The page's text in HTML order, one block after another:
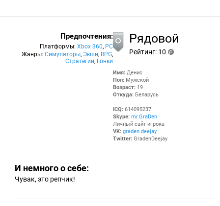
Предпочтения:
Платформы: Xbox 360, PC
Жанры: Симуляторы, Экшн, RPG,
Стратегии, Гонки
й
Рядовой
Рейтинг: 10
Имя: Денис
Пол: Мужской
Возраст: 19
Откуда: Беларусь
ICQ: 614095237
Skype: mr.GraDen
Личный сайт игрока
VK: graden.deejay
Twitter: GradenDeejay
И немного о себе:
Чувак, это репчик!